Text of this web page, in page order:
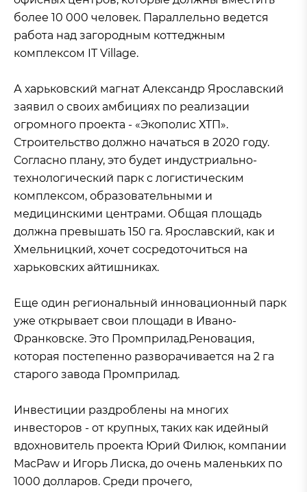
более 10 000 человек. Параллельно ведется
работа над загородным коттеджным
комплексом IT Village.
А харьковский магнат Александр Ярославский
заявил о своих амбициях по реализации
огромного проекта - «Экополис ХТП».
Строительство должно начаться в 2020 году.
Согласно плану, это будет индустриально-
технологический парк с логистическим
комплексом, образовательными и
медицинскими центрами. Общая площадь
должна превышать 150 га. Ярославский, как и
Хмельницкий, хочет сосредоточиться на
харьковских айтишниках.
Еще один региональный инновационный парк
уже открывает свои площади в Ивано-
Франковске. Это Промприлад.Реновация,
которая постепенно разворачивается на 2 га
старого завода Промприлад.
Инвестиции раздроблены на многих
инвесторов - от крупных, таких как идейный
вдохновитель проекта Юрий Филюк, компании
MacPaw и Игорь Лиска, до очень маленьких по
1000 долларов. Среди прочего,